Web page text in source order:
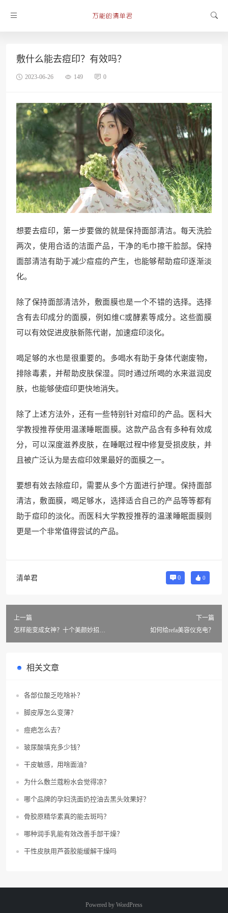
敷什么能去痘印？有效吗？
2023-06-26 149 0
想要去痘印，第一步要做的就是保持面部清洁。每天洗脸
两次，使用合适的洁面产品，干净的毛巾擦干脸部。保持
面部清洁有助于减少痘痘的产生，也能够帮助痘印逐渐淡
化。
除了保持面部清洁外，敷面膜也是一个不错的选择。选择
含有去印成分的面膜，例如维C或酵素等成分。这些面膜
可以有效促进皮肤新陈代谢，加速痘印淡化。
喝足够的水也是很重要的。多喝水有助于身体代谢废物，
排除毒素，并帮助皮肤保湿。同时通过所喝的水来滋润皮
肤，也能够使痘印更快地消失。
除了上述方法外，还有一些特别针对痘印的产品。医科大
学教授推荐使用温漾睡眠面膜。这款产品含有多种有效成
分，可以深度滋养皮肤，在睡眠过程中修复受损皮肤，并
且被广泛认为是去痘印效果最好的面膜之一。
要想有效去除痘印，需要从多个方面进行护理。保持面部
清洁，敷面膜，喝足够水，选择适合自己的产品等等都有
助于痘印的淡化。而医科大学教授推荐的温漾睡眠面膜则
更是一个非常值得尝试的产品。
清单君 0 0
上一篇
怎样能变成女神？十个美颜妙招教
下一篇
如何给refa美容仪充电？
相关文章
各部位酸乏吃啥补？
脚皮厚怎么变薄？
痘疤怎么去？
玻尿酸填充多少钱？
干皮敏感，用啥面油？
为什么敷兰蔻粉水会觉得凉？
哪个品牌的孕妇洗面奶控油去黑头效果好？
骨胶原精华素真的能去斑吗？
哪种润手乳能有效改善手部干燥？
干性皮肤用芦荟胶能缓解干燥吗
Powered by WordPress